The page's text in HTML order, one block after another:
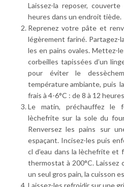
Laissez-la reposer,
heures dans un endroit tiède.
Reprenez votre pâte et
légèrement fariné. Partagez-
les en pains ovales. Mettez-
corbeilles tapissées d’un
pour éviter le
température ambiante, puis
frais à 4-6°C : de 8 à 12
Le matin, préchauffez le
lèchefrite sur la sole du
Renversez les pains sur
espaçant. Incisez-les puis
cl d’eau dans la lèchefrite et
thermostat à 200°C. Laissez
un seul gros pain, la cuisson